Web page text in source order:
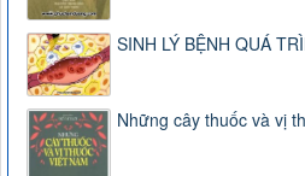
SINH LÝ BỆNH QUÁ
Những cây thuốc và vị